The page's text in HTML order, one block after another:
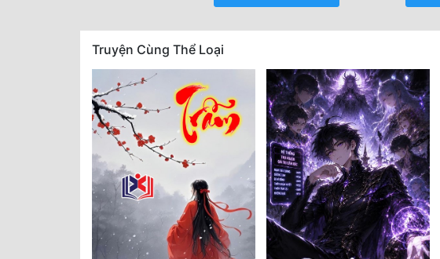
Truyện Cùng Thể Loại